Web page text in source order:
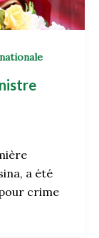
a été
crime